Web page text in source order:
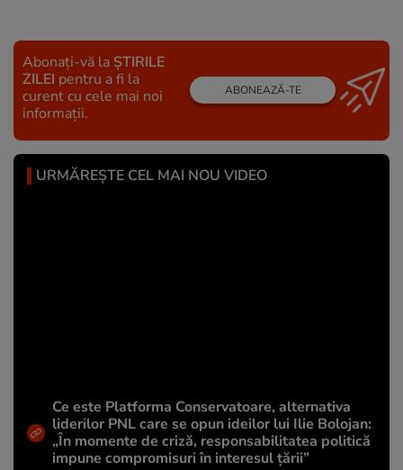
Abonați-vă la ȘTIRILE
ZILEI pentru a fi la
curent cu cele mai noi
informații.
ABONEAZĂ-TE
URMĂREȘTE CEL MAI NOU VIDEO
Ce este Platforma Conservatoare, alternativa
liderilor PNL care se opun ideilor lui Ilie Bolojan:
„În momente de criză, responsabilitatea politică
impune compromisuri în interesul țării”